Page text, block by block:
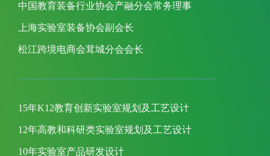
中国教育装备行业协会产融分会常务理事
上海实验室装备协会副会长
松江跨境电商会茸城分会会长
15年K12教育创新实验室规划及工艺设计
12年高教和科研类实验室规划及工艺设计
10年实验室产品研发设计